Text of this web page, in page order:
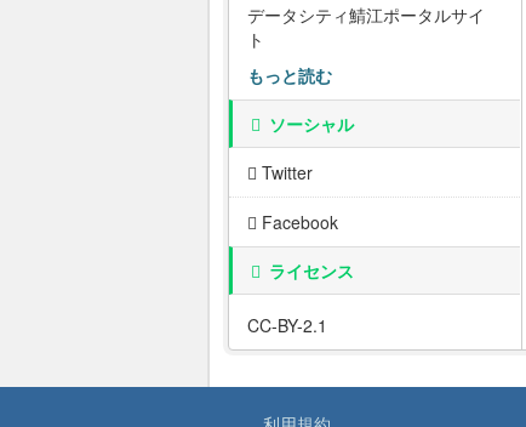
データシティ鯖江ポータルサイ
ト
もっと読む
ソーシャル
Twitter
Facebook
ライセンス
CC-BY-2.1